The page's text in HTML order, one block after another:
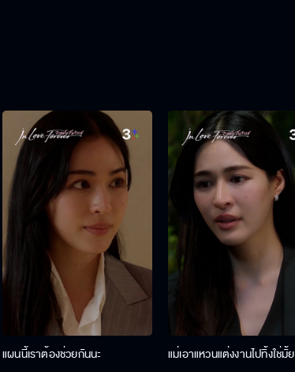
แผนนี้เราต้องช่วยกันนะ แม่เอาแหวนแต่งงานไปทิ้งใช่มั้ย